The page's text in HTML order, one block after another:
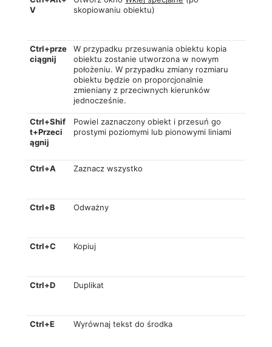
V
skopiowaniu obiektu)
Ctrl+prze
ciągnij
W przypadku przesuwania obiektu kopia
obiektu zostanie utworzona w nowym
położeniu. W przypadku zmiany rozmiaru
obiektu będzie on proporcjonalnie
zmieniany z przeciwnych kierunków
jednocześnie.
Ctrl+Shif
t+Przeci
ągnij
Powiel zaznaczony obiekt i przesuń go
prostymi poziomymi lub pionowymi liniami
Ctrl+A Zaznacz wszystko
Ctrl+B Odważny
Ctrl+C Kopiuj
Ctrl+D Duplikat
Ctrl+E Wyrównaj tekst do środka